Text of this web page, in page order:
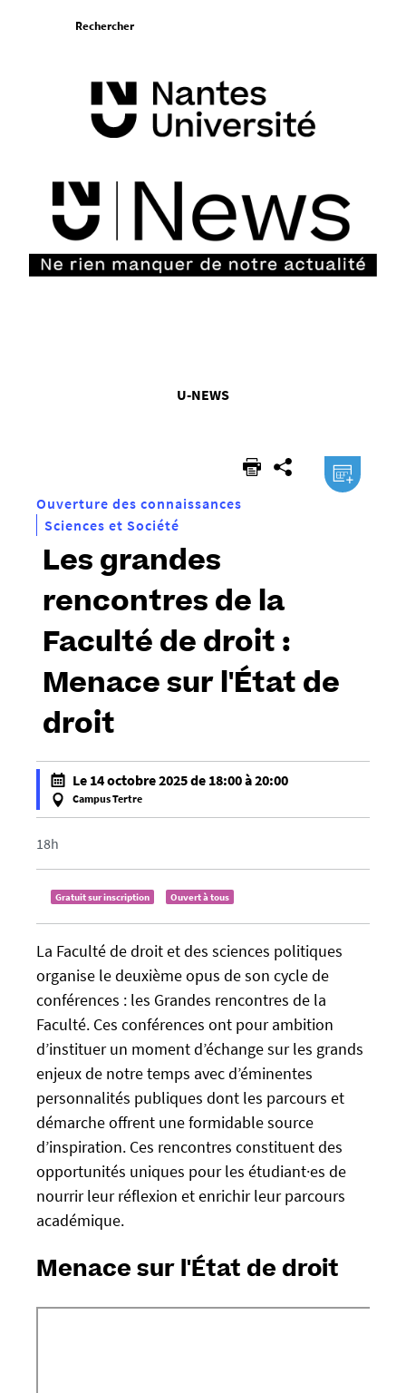
Vous
U-NEWS
Rechercher
.ical
Ouverture des connaissances
Sciences et Société
Les grandes
rencontres de la
Faculté de droit :
Menace sur l'État de
droit
h
t
p
/
u
e
w
s
.
u
n
i
n
a
t
Le 14 octobre 2025 de 18:00 à 20:00
Campus Tertre
f
a
e
f
a
l
18h
Gratuit sur inscription Ouvert à tous
La Faculté de droit et des sciences politiques
organise le deuxième opus de son cycle de
conférences : les Grandes rencontres de la
Faculté. Ces conférences ont pour ambition
d’instituer un moment d’échange sur les grands
enjeux de notre temps avec d’éminentes
personnalités publiques dont les parcours et
démarche offrent une formidable source
d’inspiration. Ces rencontres constituent des
opportunités uniques pour les étudiant·es de
nourrir leur réflexion et enrichir leur parcours
académique.
Menace sur l'État de droit